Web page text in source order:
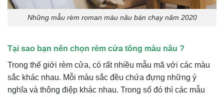
Những mẫu rèm roman màu nâu bán chạy năm 2020
Tại sao bạn nên chọn rèm cửa tông màu nâu ?
Trong thế giới rèm cửa, có rất nhiều mẫu mã với các màu
sắc khác nhau. Mỗi màu sắc đều chứa đựng những ý
nghĩa và thông điệp khác nhau. Trong số đó thì các mẫu